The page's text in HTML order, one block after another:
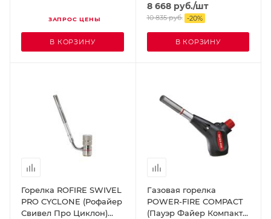
ЗАПРОС ЦЕНЫ
В КОРЗИНУ
8 668руб./шт
10 835руб. -20%
В КОРЗИНУ
Горелка ROFIRE SWIVEL
PRO CYCLONE (Рофайер
Свивел Про Циклон)
Газовая горелка
POWER-FIRE COMPACT
(Пауэр Файер Компакт)